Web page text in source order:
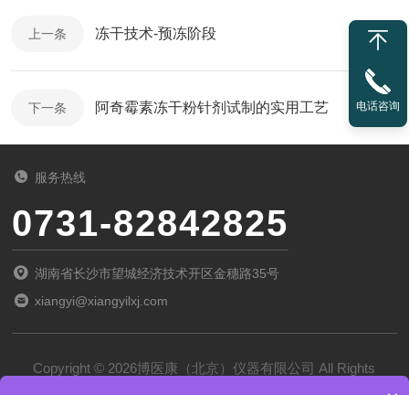
上一条 冻干技术-预冻阶段
下一条 阿奇霉素冻干粉针剂试制的实用工艺
服务热线
0731-82842825
湖南省长沙市望城经济技术开区金穗路35号
xiangyi@xiangyilxj.com
Copyright © 2026博医康（北京）仪器有限公司 All Rights
电话咨询